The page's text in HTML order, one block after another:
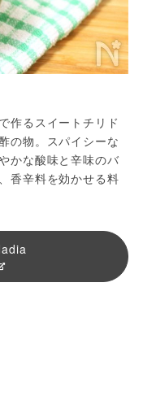
作るスイートチリド
の物。スパイシーな
かな酸味と辛味のバ
香辛料を効かせる料